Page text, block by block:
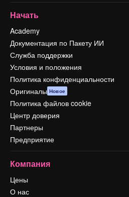
Начать
Academy
Документация по Пакету ИИ
Служба поддержки
Условия и положения
Политика конфиденциальности
Оригиналы Новое
Политика файлов cookie
Центр доверия
Партнеры
Предприятие
Компания
Цены
О нас